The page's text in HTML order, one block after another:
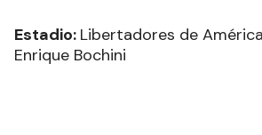
Estadio: Libertadores de
Enrique Bochini